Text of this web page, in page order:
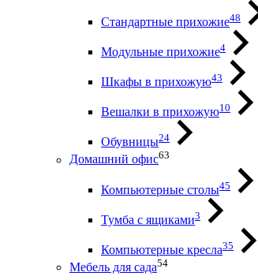
Стандартные прихожие48
Модульные прихожие4
Шкафы в прихожую43
Вешалки в прихожую10
Обувницы24
Домашний офис63
Компьютерные столы45
Тумба с ящиками3
Компьютерные кресла35
Мебель для сада54